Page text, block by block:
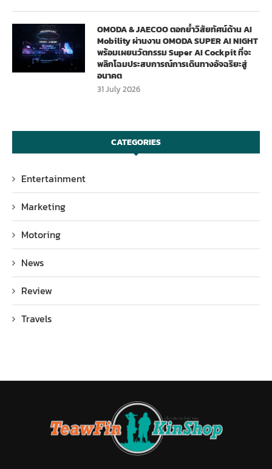
OMODA & JAECOO ตอกย้ำวิสัยทัศน์ด้าน AI
Mobility ผ่านงาน OMODA SUPER AI NIGHT
พร้อมเผยนวัตกรรม Super AI Cockpit ที่จะ
พลิกโฉมประสบการณ์การเดินทางอัจฉริยะสู่
อนาคต
31 July 2026
CATEGORIES
Entertainment
Marketing
Motoring
News
Review
Travels